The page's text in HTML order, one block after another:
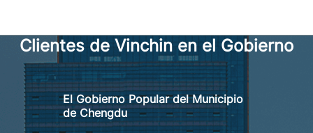
Clientes de Vinchin en el Gobierno
El Gobierno Popular del Municipio
de Chengdu